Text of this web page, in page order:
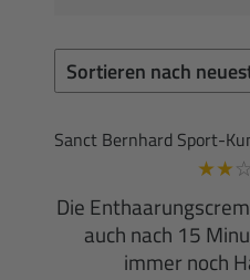
Sanct Bernhard Sport-
★★ ☆
Die
auch nach 15
immer noch